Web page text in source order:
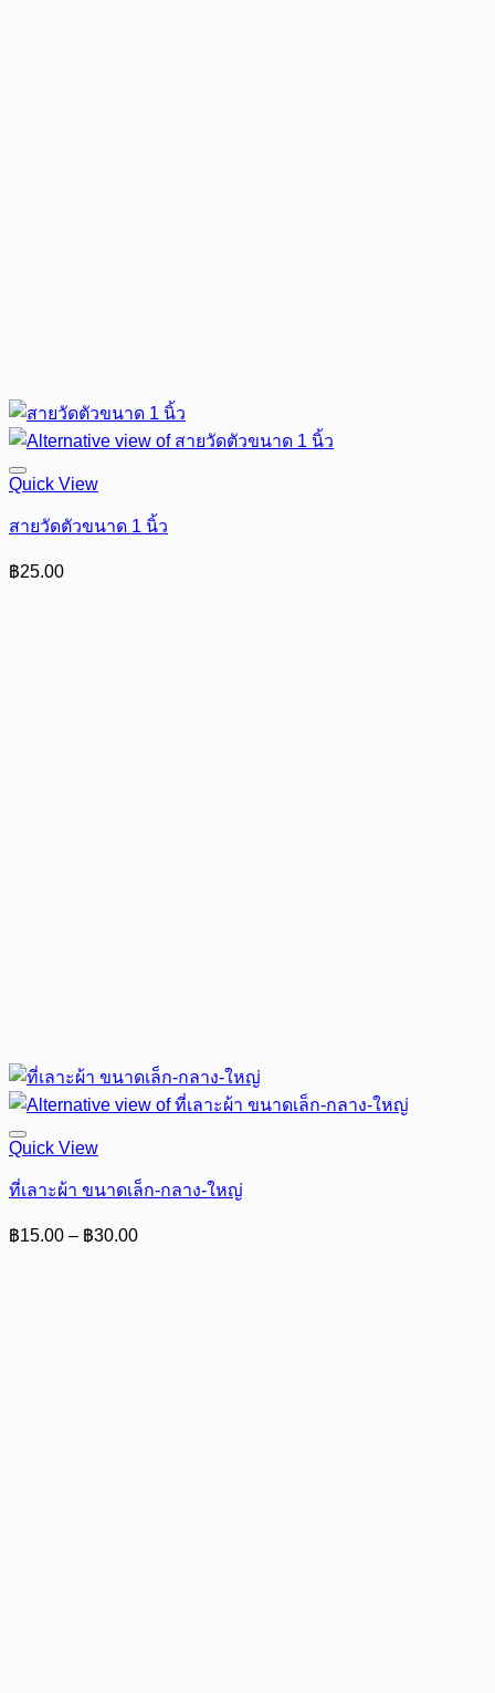
Quick View
สายวัดตัวขนาด 1 นิ้ว
฿25.00
Quick View
ที่เลาะผ้า ขนาดเล็ก-กลาง-ใหญ่
฿15.00 – ฿30.00Price